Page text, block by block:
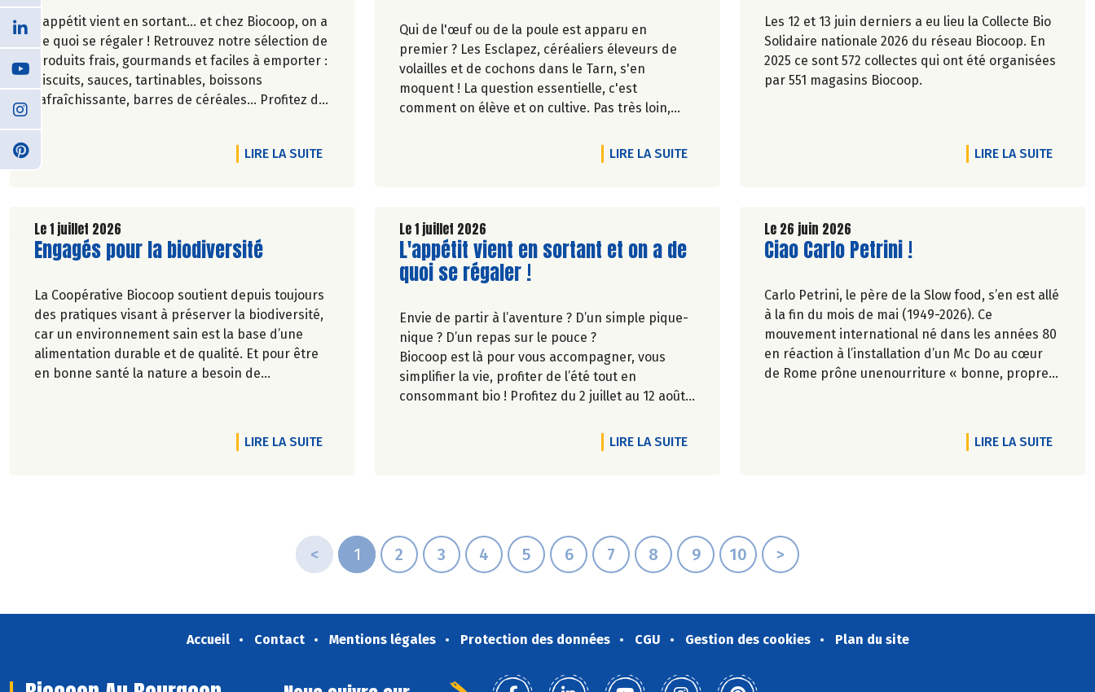
L'appétit vient en sortant... et chez Biocoop, on a
de quoi se régaler ! Retrouvez notre sélection de
produits frais, gourmands et faciles à emporter :
biscuits, sauces, tartinables, boissons
rafraîchissante, barres de céréales... Profitez de
LIRE LA SUITEDE L'ARTICLE L'APPÉTIT VIENT EN SORTANT ET ON A DE QUOI SE RÉGALER !
Qui de l'œuf ou de la poule est apparu en
premier ? Les Esclapez, céréaliers éleveurs de
volailles et de cochons dans le Tarn, s'en
moquent ! La question essentielle, c'est
comment on élève et on cultive. Pas très loin,
est en phase. Comme dans les 19 magasins
Biocoop du Grand Toulouse. Ceux-là et d'autres
territoire. Nous y étions à la fin de l'hiver. Suivez-
nous.
Pascale Solana.
LIRE LA SUITEDE L'ARTICLE LE GRAND TOULOUSE SE PLACE... EN POULE POSITION
Les 12 et 13 juin derniers a eu lieu la Collecte Bio
Solidaire nationale 2026 du réseau Biocoop. En
2025 ce sont 572 collectes qui ont été organisées
par 551 magasins Biocoop.
LIRE LA SUITEDE
Le 1 juillet 2026
Lire la suite de l'article
Engagés pour la biodiversité
La Coopérative Biocoop soutient depuis toujours
des pratiques visant à préserver la biodiversité,
car un environnement sain est la base d’une
alimentation durable et de qualité. Et pour être
en bonne santé la nature a besoin de
LIRE LA SUITEDE L'ARTICLE ENGAGÉS POUR LA BIODIVERSITÉ
Le 1 juillet 2026
Lire la suite de l'article
L'appétit vient en sortant et on a de
quoi se régaler !
Envie de partir à l’aventure ? D’un simple pique-
nique ? D’un repas sur le pouce ?
Biocoop est là pour vous accompagner, vous
simplifier la vie, profiter de l’été tout en
consommant bio ! Profitez du 2 juillet au 12 août
LIRE LA SUITEDE L'ARTICLE L'APPÉTIT VIENT EN SORTANT ET ON A DE QUOI SE
Le 26 juin 2026
Lire la suite de l'article
Ciao Carlo Petrini !
Carlo Petrini, le père de la Slow food, s’en est allé
à la fin du mois de mai (1949-2026). Ce
mouvement international né dans les années 80
en réaction à l’installation d’un Mc Do au cœur
de Rome prône unenourriture « bonne, propre
àCulture Bioen 2018,et qui reste totalement
LIRE LA SUITEDE
< 1 2 3 4 5 6 7 8 9 10 >
Accueil Contact Mentions légales Protection des données CGU Gestion des cookies Plan du site